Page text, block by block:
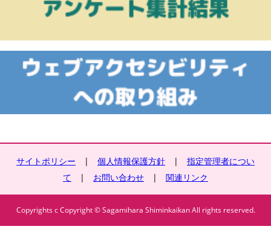
サイトポリシー | 個人情報保護方針 | 指定管理者につい
て | お問い合わせ | 関連リンク
Copyrights c Copyright © Sagamihara Shiminkaikan All rights reserved.